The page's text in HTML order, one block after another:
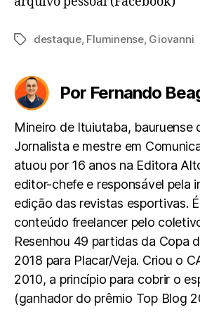
Tagsdestaque, Fluminense, Giovanni
Por Fernando
Mineiro de Ituiutaba, bauruense
Jornalista e mestre em
atuou por 16 anos na Editora
editor-chefe e responsável pela
edição das revistas esportivas.
conteúdo freelancer pelo
Resenhou 49 partidas da Copa
2018 para Placar/Veja. Criou o
2010, a princípio para cobrir o
(ganhador do prêmio Top Blog